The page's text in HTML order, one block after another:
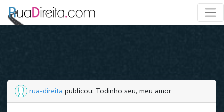
rua-direita publicou: Todinho seu, meu amor